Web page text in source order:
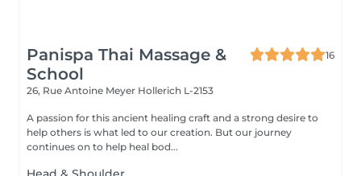
Panispa Thai Massage &
School
16
26, Rue Antoine Meyer Hollerich L-2153
A passion for this ancient healing craft and a strong desire to
help others is what led to our creation. But our journey
continues on to help heal bod...